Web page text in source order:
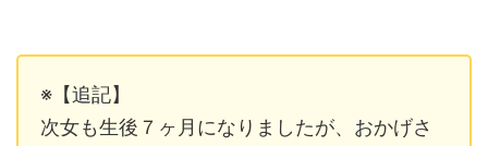
※【追記】
次女も生後７ヶ月になりましたが、おかげさ